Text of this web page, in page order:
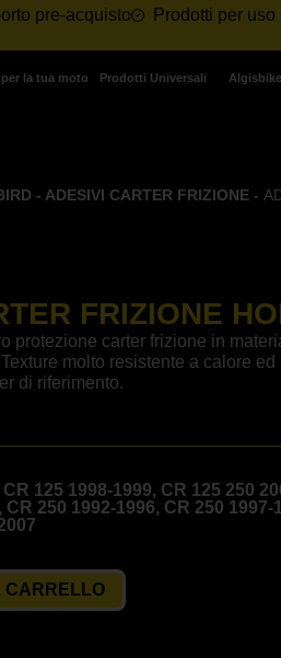
pre-acquisto Prodotti per uso
la tua moto Prodotti Universali Algisbike
- ADESIVI CARTER FRIZIONE -
FRIZIONE
protezione carter frizione in
molto resistente a calore ed
di riferimento.
125 1998-1999, CR 125 250
CR 250 1992-1996, CR 250 1997-
CARRELLO